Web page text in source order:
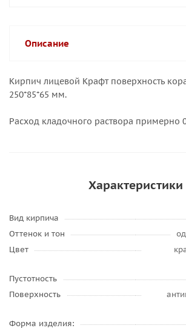
Описание
Кирпич лицевой Крафт поверхность
250*85*65 мм.
Расход кладочного раствора примерно
Характеристики
Вид кирпича
Оттенок и тон
Цвет
Пустотность
Поверхность
Форма изделия: